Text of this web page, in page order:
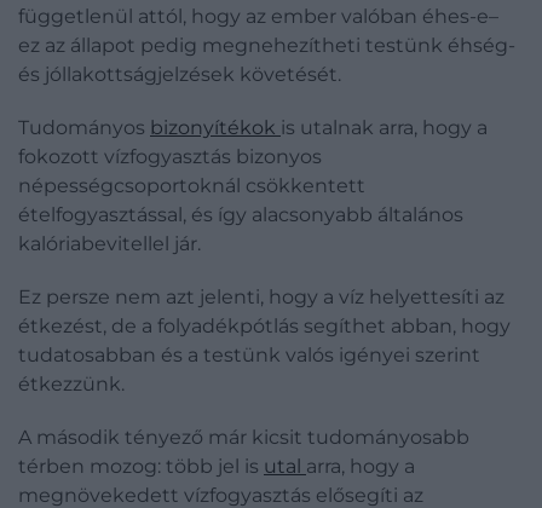
függetlenül attól, hogy az ember valóban éhes-e–
ez az állapot pedig megnehezítheti testünk éhség-
és jóllakottságjelzések követését.
Tudományos bizonyítékok is utalnak arra, hogy a
fokozott vízfogyasztás bizonyos
népességcsoportoknál csökkentett
ételfogyasztással, és így alacsonyabb általános
kalóriabevitellel jár.
Ez persze nem azt jelenti, hogy a víz helyettesíti az
étkezést, de a folyadékpótlás segíthet abban, hogy
tudatosabban és a testünk valós igényei szerint
étkezzünk.
A második tényező már kicsit tudományosabb
térben mozog: több jel is utal arra, hogy a
megnövekedett vízfogyasztás elősegíti az